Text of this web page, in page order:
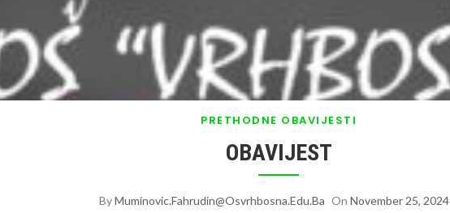
PRETHODNE OBAVIJESTI
OBAVIJEST
ByMuminovic.fahrudin@osvrhbosna.edu.ba On November 25, 2024